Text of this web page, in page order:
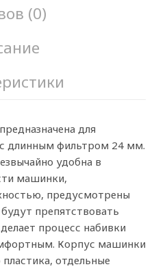
(0)
для
с длинным фильтром 24 мм.
удобна в
машинки,
предусмотрены
препятствовать
процесс набивки
Корпус машинки
отдельные